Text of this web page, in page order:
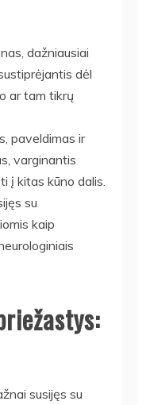
dažniausiai
dėl
ar tam tikrų
paveldimas ir
varginantis
į kitas kūno dalis.
su
kaip
susijęs su